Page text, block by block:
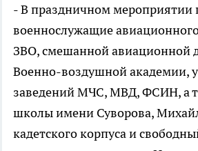
- В праздничном мероприятии
военнослужащие
ЗВО, смешанной авиационной
Военно-воздушной академии,
заведений МЧС, МВД, ФСИН, а
школы имени Суворова,
кадетского корпуса и